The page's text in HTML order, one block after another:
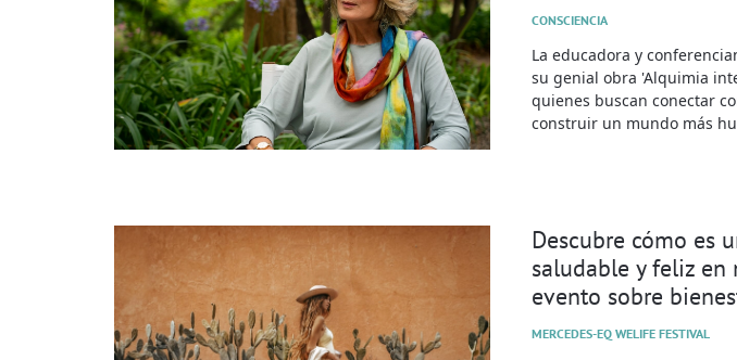
CONSCIENCIA
La educadora y
su genial obra 'Alquimia
quienes buscan conectar
construir un mundo más
Descubre cómo es
saludable y feliz en
evento sobre
MERCEDES-EQ WELIFE FESTIVAL